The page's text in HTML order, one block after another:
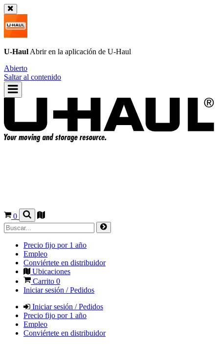
U-Haul Abrir en la aplicación de U-Haul
Abierto
Saltar al contenido
0
Precio fijo por 1 año
Empleo
Conviértete en distribuidor
Ubicaciones
Carrito 0
Iniciar sesión / Pedidos
Iniciar sesión / Pedidos
Precio fijo por 1 año
Empleo
Conviértete en distribuidor